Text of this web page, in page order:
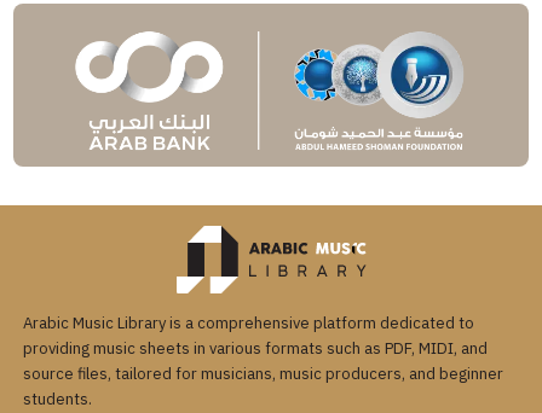
Arabic Music Library is a comprehensive platform dedicated to
providing music sheets in various formats such as PDF, MIDI, and
source files, tailored for musicians, music producers, and beginner
students.